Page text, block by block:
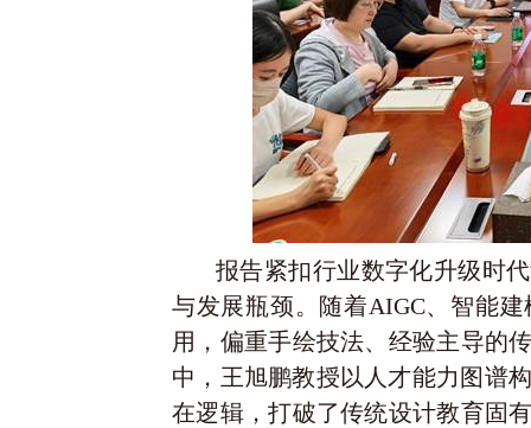
报告紧扣行业数字化升级时
与发展瓶颈。随着AIGC、智能
用，偏重手绘技法、经验主导的
中，王旭鹏教授以人才能力图谱
在逻辑，打破了传统设计教育固